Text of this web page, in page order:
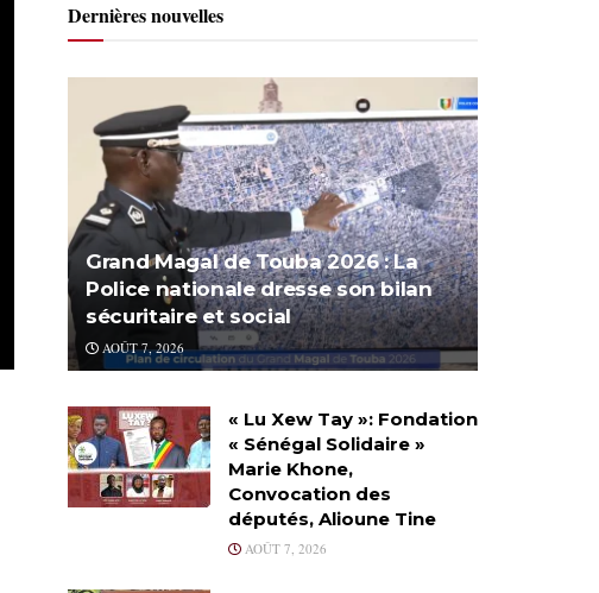
Dernières nouvelles
Grand Magal de Touba 2026 : La
Police nationale dresse son bilan
sécuritaire et social
AOÛT 7, 2026
« Lu Xew Tay »: Fondation
« Sénégal Solidaire »
Marie Khone,
Convocation des
députés, Alioune Tine
AOÛT 7, 2026